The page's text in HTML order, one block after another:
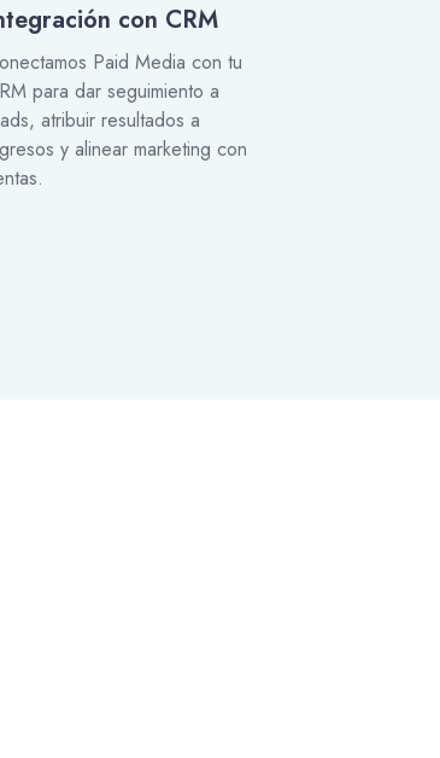
con CRM
Paid Media con tu
para dar seguimiento a
atribuir resultados a
y alinear marketing con